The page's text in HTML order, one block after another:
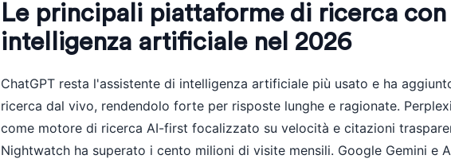
Le principali piattaforme di ricerca con
intelligenza artificiale nel 2026
ChatGPT resta l'assistente di intelligenza artificiale più usato e ha
ricerca dal vivo, rendendolo forte per risposte lunghe e ragionate.
come motore di ricerca AI-first focalizzato su velocità e citazioni
Nightwatch ha superato i cento milioni di visite mensili. Google Gemini e